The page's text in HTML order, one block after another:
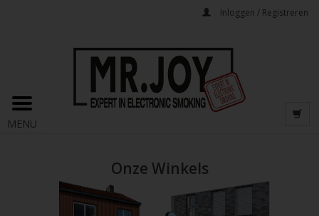
Inloggen / Registreren
MENU
Onze Winkels